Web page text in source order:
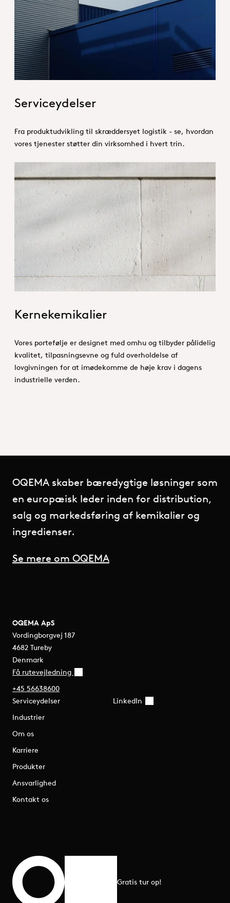
Hero_Services
Serviceydelser
Fra produktudvikling til skræddersyet logistik - se, hvordan
vores tjenester støtter din virksomhed i hvert trin.
Essentials_Hero.jpg
Kernekemikalier
Vores portefølje er designet med omhu og tilbyder pålidelig
kvalitet, tilpasningsevne og fuld overholdelse af
lovgivningen for at imødekomme de høje krav i dagens
industrielle verden.
OQEMA skaber bæredygtige løsninger som
en europæisk leder inden for distribution,
salg og markedsføring af kemikalier og
ingredienser.
Se mere om OQEMA
OQEMA ApS
Vordingborgvej 187
4682 Tureby
Denmark
Få rutevejledning
+45 56638600
Serviceydelser
Industrier
Om os
Karriere
Produkter
Ansvarlighed
Kontakt os
LinkedIn
Rul til toppen
Gratis tur op!